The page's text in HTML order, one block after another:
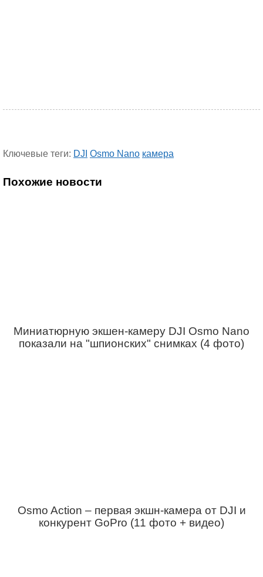
Ключевые теги: DJI Osmo Nano камера
Похожие новости
Миниатюрную экшен-камеру DJI Osmo Nano
показали на "шпионских" снимках (4 фото)
Osmo Action – первая экшн-камера от DJI и
конкурент GoPro (11 фото + видео)